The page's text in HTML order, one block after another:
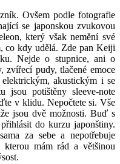
Ovšem podle fotografie
se japonskou zvukovou
který však nemění své
co kdy udělá. Zde pan Keiji
Nejde o stupnice, ani o
zvířecí pudy, tlačené emoce
akustickým i se
jsou potištěny sleeve-note
v klidu. Nepočtete si. Vše
jsou dvě možnosti. Buď s
do kurzu japonštiny.
za sebe a nepotřebuje
kterou mám rád a většinou